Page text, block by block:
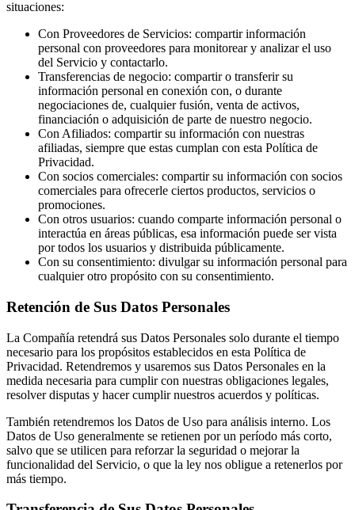
situaciones:
Con Proveedores de Servicios: compartir información
personal con proveedores para monitorear y analizar el uso
del Servicio y contactarlo.
Transferencias de negocio: compartir o transferir su
información personal en conexión con, o durante
negociaciones de, cualquier fusión, venta de activos,
financiación o adquisición de parte de nuestro negocio.
Con Afiliados: compartir su información con nuestras
afiliadas, siempre que estas cumplan con esta Política de
Privacidad.
Con socios comerciales: compartir su información con socios
comerciales para ofrecerle ciertos productos, servicios o
promociones.
Con otros usuarios: cuando comparte información personal o
interactúa en áreas públicas, esa información puede ser vista
por todos los usuarios y distribuida públicamente.
Con su consentimiento: divulgar su información personal para
cualquier otro propósito con su consentimiento.
Retención de Sus Datos Personales
La Compañía retendrá sus Datos Personales solo durante el tiempo
necesario para los propósitos establecidos en esta Política de
Privacidad. Retendremos y usaremos sus Datos Personales en la
medida necesaria para cumplir con nuestras obligaciones legales,
resolver disputas y hacer cumplir nuestros acuerdos y políticas.
También retendremos los Datos de Uso para análisis interno. Los
Datos de Uso generalmente se retienen por un período más corto,
salvo que se utilicen para reforzar la seguridad o mejorar la
funcionalidad del Servicio, o que la ley nos obligue a retenerlos por
más tiempo.